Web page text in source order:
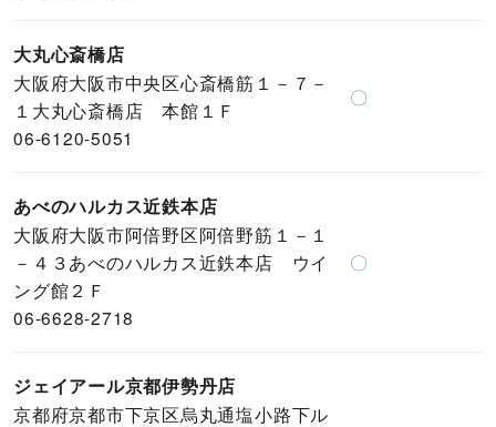
大丸心斎橋店
大阪府大阪市中央区心斎橋筋１－７－
１大丸心斎橋店 本館１Ｆ
06-6120-5051
〇
あべのハルカス近鉄本店
大阪府大阪市阿倍野区阿倍野筋１－１
－４３あべのハルカス近鉄本店 ウイ
ング館２Ｆ
06-6628-2718
〇
ジェイアール京都伊勢丹店
京都府京都市下京区烏丸通塩小路下ル